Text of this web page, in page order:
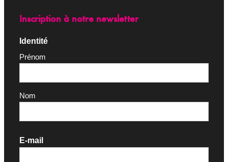
Inscription à notre newsletter
Identité
Prénom
Nom
E-mail